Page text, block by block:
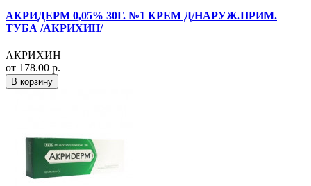
АКРИДЕРМ 0,05% 30Г. №1 КРЕМ Д/НАРУЖ.ПРИМ.
ТУБА /АКРИХИН/
АКРИХИН
от 178.00 р.
В корзину